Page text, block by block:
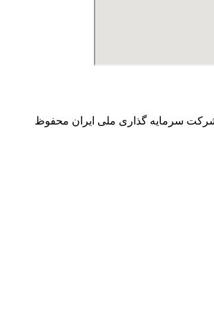
سرمایه گذاری ملی ایران محفوظ